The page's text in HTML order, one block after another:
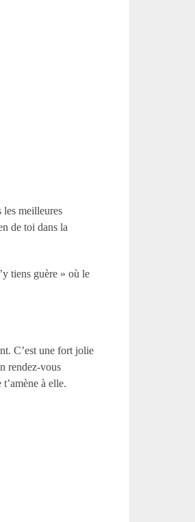
les meilleures
de toi dans la
tiens guère » où le
C’est une fort jolie
rendez-vous
à elle.